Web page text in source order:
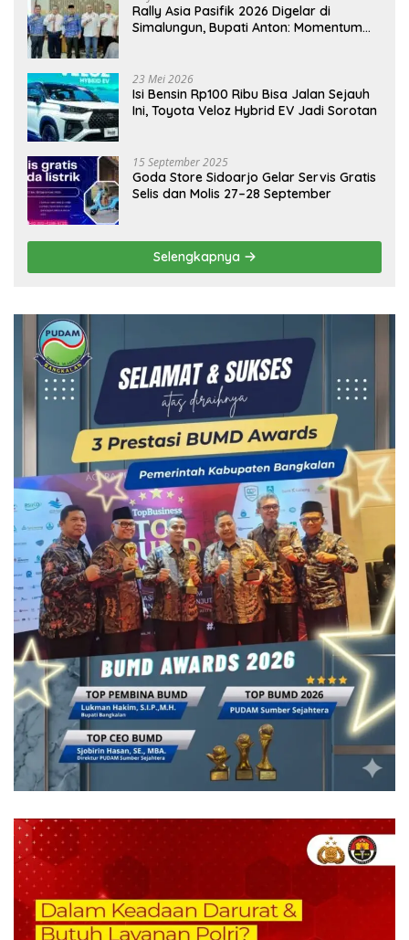
Rally Asia Pasifik 2026 Digelar di
Simalungun, Bupati Anton: Momentum
23 Mei 2026
Isi Bensin Rp100 Ribu Bisa Jalan Sejauh
Ini, Toyota Veloz Hybrid EV Jadi Sorotan
15 September 2025
Goda Store Sidoarjo Gelar Servis Gratis
Selis dan Molis 27–28 September
Selengkapnya